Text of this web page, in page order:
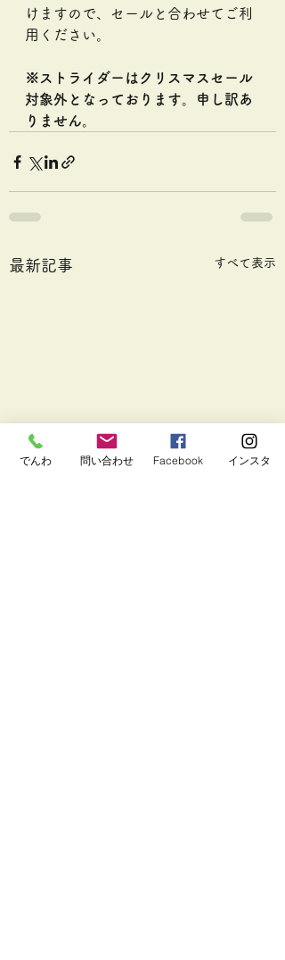
けますので、セールと合わせてご利
用ください。
※ストライダーはクリスマスセール
対象外となっております。申し訳あ
りません。
最新記事 すべて表示
でんわ 問い合わせ Facebook インスタ